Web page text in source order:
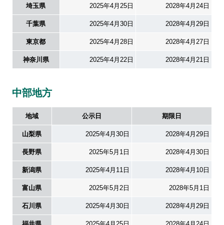
企業活動
企業活動
設定
お楽しみ機能
左側メニュー
埼玉県 2025年4月25日 2028年4月24日
千葉県 2025年4月30日 2028年4月29日
東京都 2025年4月28日 2028年4月27日
神奈川県 2025年4月22日 2028年4月21日
中部地方
地域 公示日 期限日
山梨県 2025年4月30日 2028年4月29日
長野県 2025年5月1日 2028年4月30日
新潟県 2025年4月11日 2028年4月10日
富山県 2025年5月2日 2028年5月1日
石川県 2025年4月30日 2028年4月29日